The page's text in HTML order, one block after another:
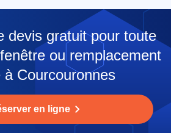
devis gratuit pour toute
ou remplacement
à Courcouronnes
en ligne